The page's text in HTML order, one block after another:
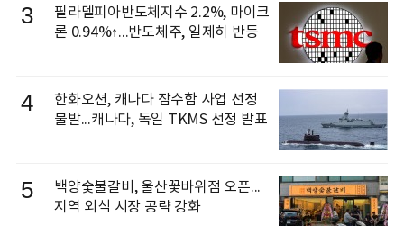
3
필라델피아반도체지수 2.2%, 마이크
론 0.94%↑...반도체주, 일제히 반등
4
한화오션, 캐나다 잠수함 사업 선정
불발...캐나다, 독일 TKMS 선정 발표
5
백양숯불갈비, 울산꽃바위점 오픈...
지역 외식 시장 공략 강화